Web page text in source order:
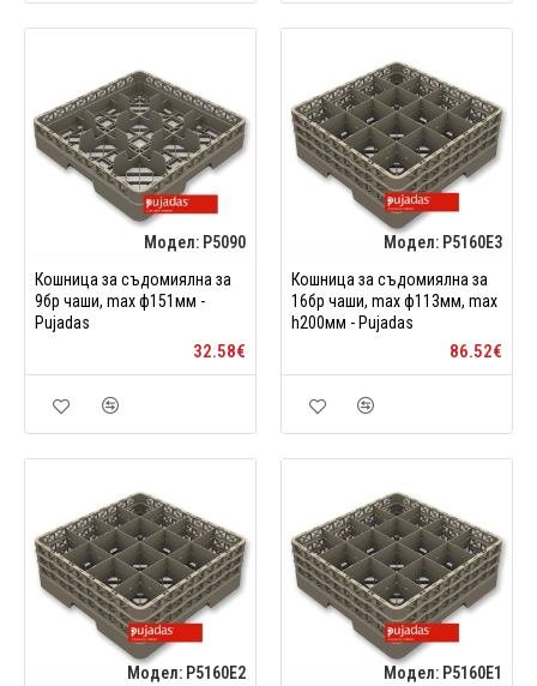
Модел: P5090
Кошница за съдомиялна за
9бр чаши, max ф151мм -
Pujadas
32.58€
Модел: P5160E3
Кошница за съдомиялна за
16бр чаши, max ф113мм, max
h200мм - Pujadas
86.52€
Модел: P5160E2
Модел: P5160E1